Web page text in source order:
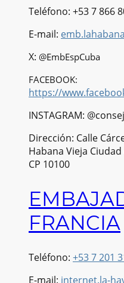
Teléfono: +53​ 7 866
E-mail:
X: @EmbEspCuba
FACEBOOK:
https://
INSTAGRAM:
Dirección: Calle
Habana Vieja
CP 10100
FRANCIA
Teléfono: +53 7 201
E-mail: internet.la-